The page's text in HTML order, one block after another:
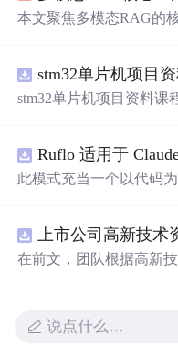
业务场景适配；同时覆盖
本文聚焦多模态RAG的
间统一（投影头对齐文
rant多向量ID机制）。关
stm32单片机项目资料课
此模式充当一个以代码
上市公司高新技术
在前文，团队根据高新
配，整理上市公司-高新
数、初次公告等 一、数据介绍 数据名称：上市公司-高新
说点什么…